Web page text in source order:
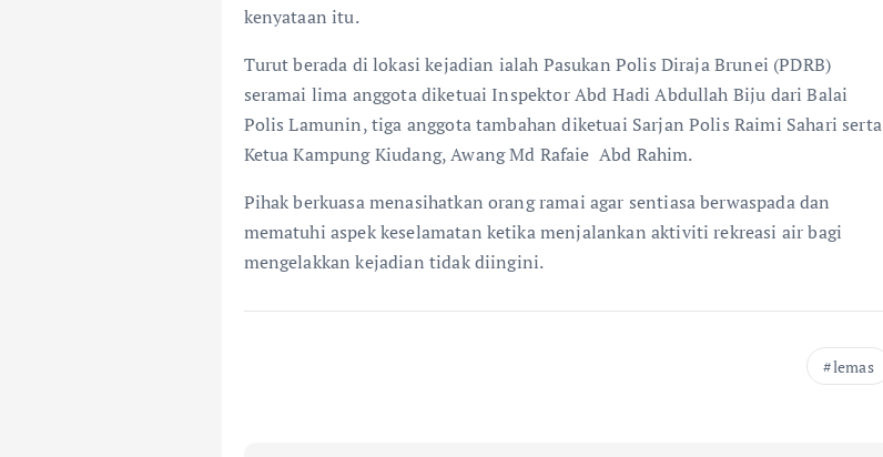
kenyataan itu.
Turut berada di lokasi kejadian ialah Pasukan Polis Diraja Brunei (PDRB)
seramai lima anggota diketuai Inspektor Abd Hadi Abdullah Biju dari Balai
Polis Lamunin, tiga anggota tambahan diketuai Sarjan Polis Raimi Sahari serta
Ketua Kampung Kiudang, Awang Md Rafaie Abd Rahim.
Pihak berkuasa menasihatkan orang ramai agar sentiasa berwaspada dan
mematuhi aspek keselamatan ketika menjalankan aktiviti rekreasi air bagi
mengelakkan kejadian tidak diingini.
lemas